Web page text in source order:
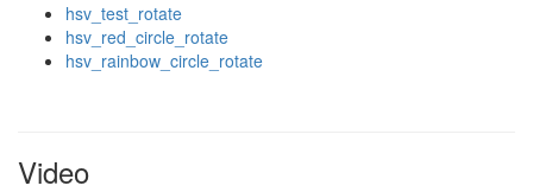
hsv_test_rotate
hsv_red_circle_rotate
hsv_rainbow_circle_rotate
Video